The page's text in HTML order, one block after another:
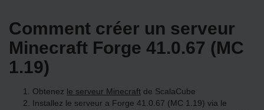
Comment créer un serveur
Minecraft Forge 41.0.67 (MC
1.19)
Obtenez le serveur Minecraft de ScalaCube
Installez le serveur a Forge 41.0.67 (MC 1.19) via le